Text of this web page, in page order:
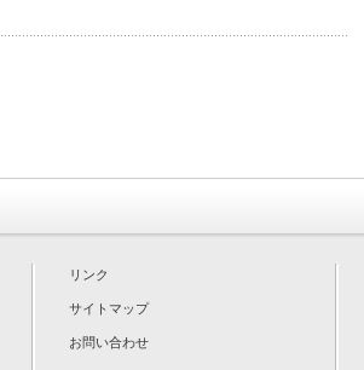
リンク
サイトマップ
お問い合わせ